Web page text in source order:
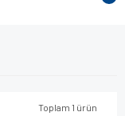
Toplam 1 ürün